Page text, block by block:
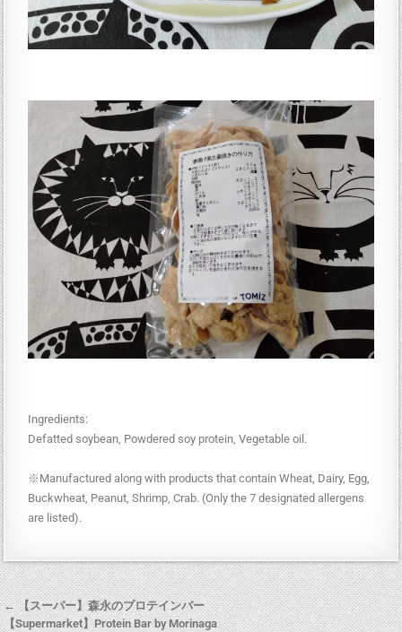
Ingredients:
Defatted soybean, Powdered soy protein, Vegetable oil.
※Manufactured along with products that contain Wheat, Dairy, Egg,
Buckwheat, Peanut, Shrimp, Crab. (Only the 7 designated allergens
are listed).
← 【スーパー】森永のプロテインバー
【Supermarket】Protein Bar by Morinaga